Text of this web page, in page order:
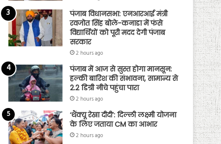
पंजाब विधानसभा: एनआरआई मंत्री
रवजोत सिंह बोले-कनाडा में फंसे
विद्यार्थियों को पूरी मदद देगी पंजाब
सरकार
2 hours ago
पंजाब में आज से सुस्त होगा मानसून:
हल्की बारिश की संभावना, सामान्य से
2.2 डिग्री नीचे पहुंचा पारा
2 hours ago
‘थैंक्यू रेखा दीदी’: दिल्ली लक्ष्मी योजना
के लिए जताया CM का आभार
2 hours ago